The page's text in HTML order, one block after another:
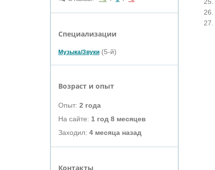
Специализации
Музыка/Звуки (5-й)
Возраст и опыт
Опыт: 2 года
На сайте: 1 год 8 месяцев
Заходил: 4 месяца назад
Контакты